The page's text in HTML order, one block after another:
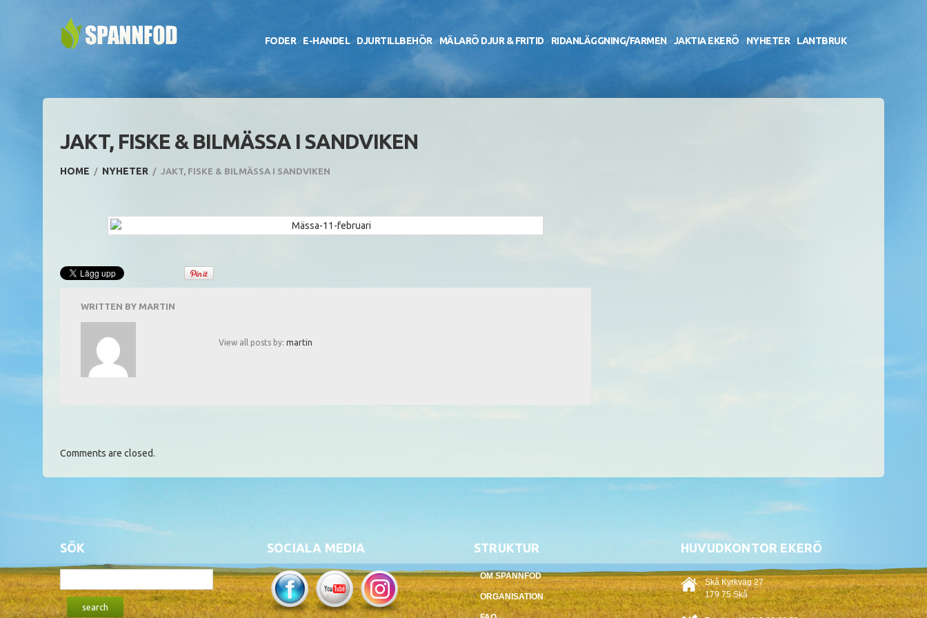
FODER E-HANDEL DJURTILLBEHÖR MÄLARÖ DJUR & FRITID RIDANLÄGGNING/FARMEN JAKTIA EKERÖ NYHETER LANTBRUK
JAKT, FISKE & BILMÄSSA I SANDVIKEN
HOME NYHETER JAKT, FISKE & BILMÄSSA I SANDVIKEN
WRITTEN BY MARTIN
View all posts by: martin
Comments are closed.
SÖK SOCIALA MEDIA STRUKTUR
OM SPANNFOD
ORGANISATION
HUVUDKONTOR EKERÖ
Skå Kyrkväg 27
179 75 Skå